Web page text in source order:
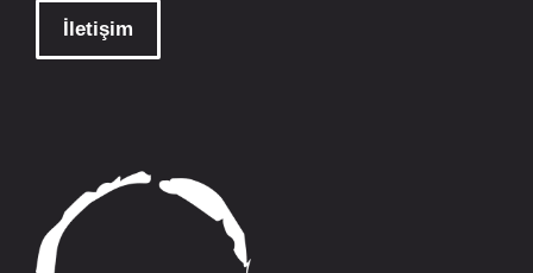
İletişim